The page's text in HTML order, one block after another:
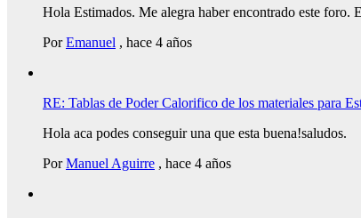
Hola Estimados. Me alegra haber encontrado este foro.
PorEmanuel , hace 4 años
RE: Tablas de Poder Calorifico de los materiales para
Hola aca podes conseguir una que esta buena!saludos.
PorManuel Aguirre , hace 4 años